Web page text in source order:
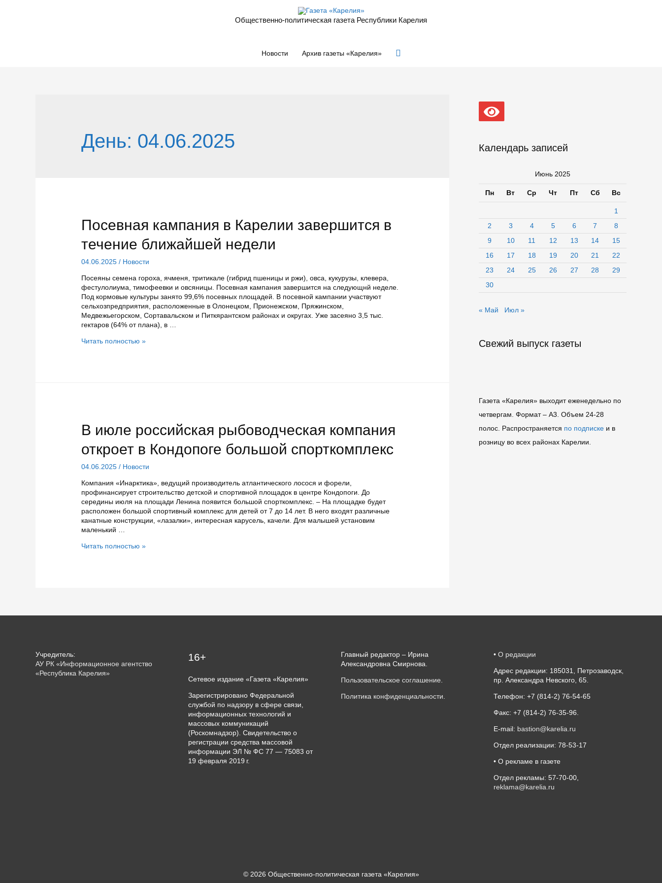
Общественно-политическая газета Республики Карелия
Новости Архив газеты «Карелия» Поиск
День: 04.06.2025
Посевная кампания в Карелии завершится в
течение ближайшей недели
04.06.2025 / Новости
Посеяны семена гороха, ячменя, тритикале (гибрид пшеницы и ржи), овса, кукурузы, клевера,
фестулолиума, тимофеевки и овсяницы. Посевная кампания завершится на следующнй неделе.
Под кормовые культуры занято 99,6% посевных площадей. В посевной кампании участвуют
сельхозпредприятия, расположенные в Олонецком, Прионежском, Пряжинском,
Медвежьегорском, Сортавальском и Питкярантском районах и округах. Уже засеяно 3,5 тыс.
гектаров (64% от плана), в …
Посевная
Читать полностью »
В июле российская рыбоводческая компания
откроет в Кондопоге большой спорткомплекс
04.06.2025 / Новости
Компания «Инарктика», ведущий производитель атлантического лосося и форели,
профинансирует строительство детской и спортивной площадок в центре Кондопоги. До
середины июля на площади Ленина появится большой спорткомплекс. – На площадке будет
расположен большой спортивный комплекс для детей от 7 до 14 лет. В него входят различные
канатные конструкции, «лазалки», интересная карусель, качели. Для малышей установим
маленький …
В
Читать полностью »
Календарь записей
Июнь 2025
Пн Вт Ср Чт Пт Сб Вс
1
2
3 4 5 6 7
8
9
10 11 12 13 14
15
16
17 18 19 20 21
22
23
24 25 26 27 28
29
30
« Май Июл »
Свежий выпуск газеты
Газета «Карелия» выходит еженедельно по
четвергам. Формат – A3. Объем 24-28
полос. Распространяется по подписке и в
розницу во всех районах Карелии.
Учредитель:
АУ РК «Информационное агентство
«Республика Карелия»
16+
Сетевое издание «Газета «Карелия»
Зарегистрировано Федеральной
службой по надзору в сфере связи,
информационных технологий и
массовых коммуникаций
(Роскомнадзор). Свидетельство о
регистрации средства массовой
информации ЭЛ № ФС 77 — 75083 от
19 февраля 2019 г.
Главный редактор – Ирина
Александровна Смирнова.
Пользовательское соглашение
Политика конфиденциальности
• О редакции
Адрес редакции: 185031, Петрозаводск,
пр. Александра Невского, 65.
Телефон: +7 (814-2) 76-54-65
Факс: +7 (814-2) 76-35-96.
E-mail: bastion@karelia.ru
Отдел реализации: 78-53-17
• О рекламе в газете
Отдел рекламы: 57-70-00,
reklama@karelia.ru
© 2026 Общественно-политическая газета «Карелия»